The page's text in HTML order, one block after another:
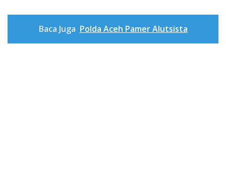
Baca Juga Polda Aceh Pamer Alutsista